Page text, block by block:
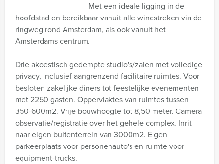
Met een ideale ligging in de
hoofdstad en bereikbaar vanuit alle windstreken via de
ringweg rond Amsterdam, als ook vanuit het
Amsterdams centrum.
Drie akoestisch gedempte studio's/zalen met volledige
privacy, inclusief aangrenzend facilitaire ruimtes. Voor
besloten zakelijke diners tot feestelijke evenementen
met 2250 gasten. Oppervlaktes van ruimtes tussen
350-600m2. Vrije bouwhoogte tot 8,50 meter. Camera
observatie/registratie over het gehele complex. Inrit
naar eigen buitenterrein van 3000m2. Eigen
parkeerplaats voor personenauto's en ruimte voor
equipment-trucks.